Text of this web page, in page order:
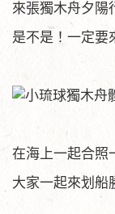
來張獨木舟夕陽
是不是！一定要
在海上一起合照
大家一起來划船